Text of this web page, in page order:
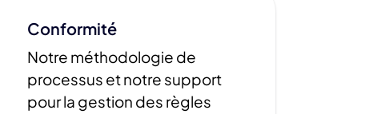
Conformité
Notre méthodologie de
processus et notre support
pour la gestion des règles